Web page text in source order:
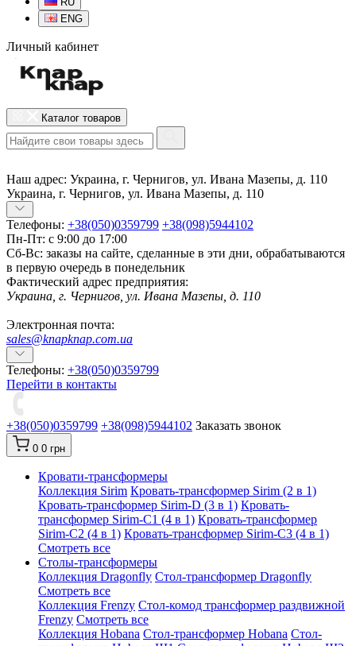
ENG
Личный кабинет
Каталог товаров
Наш адрес: Украина, г. Чернигов, ул. Ивана Мазепы, д. 110
Украина, г. Чернигов, ул. Ивана Мазепы, д. 110
Телефоны: +38(050)0359799 +38(098)5944102
Пн-Пт: с 9:00 до 17:00
Сб-Вс: заказы на сайте, сделанные в эти дни, обрабатываются
в первую очередь в понедельник
Фактический адрес предприятия:
Украина, г. Чернигов, ул. Ивана Мазепы, д. 110
Электронная почта:
sales@knapknap.com.ua
Телефоны: +38(050)0359799
Перейти в контакты
+38(050)0359799 +38(098)5944102 Заказать звонок
0 0 грн
Кровати-трансформеры
Коллекция Sirim Кровать-трансформер Sirim (2 в 1)
Кровать-трансформер Sirim-D (3 в 1) Кровать-
трансформер Sirim-C1 (4 в 1) Кровать-трансформер
Sirim-C2 (4 в 1) Кровать-трансформер Sirim-C3 (4 в 1)
Смотреть все
Cтолы-трансформеры
Коллекция Dragonfly Стол-трансформер Dragonfly
Смотреть все
Коллекция Frenzy Стол-комод трансформер раздвижной
Frenzy Смотреть все
Коллекция Hobana Стол-трансформер Hobana Стол-